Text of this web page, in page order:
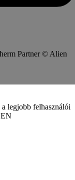
Partner © Alien
legjobb felhasználói